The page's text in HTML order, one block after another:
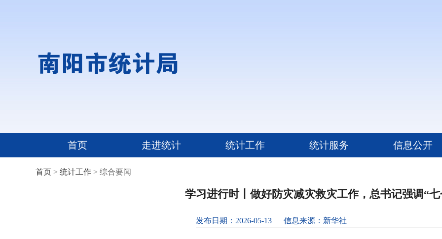
首页 走进统计 统计工作 统计服务 信息公开
首页 > 统计工作 > 综合要闻
学习进行时丨做好防灾减灾救灾工作，总书记强调“
发布日期：2026-05-13 信息来源：新华社